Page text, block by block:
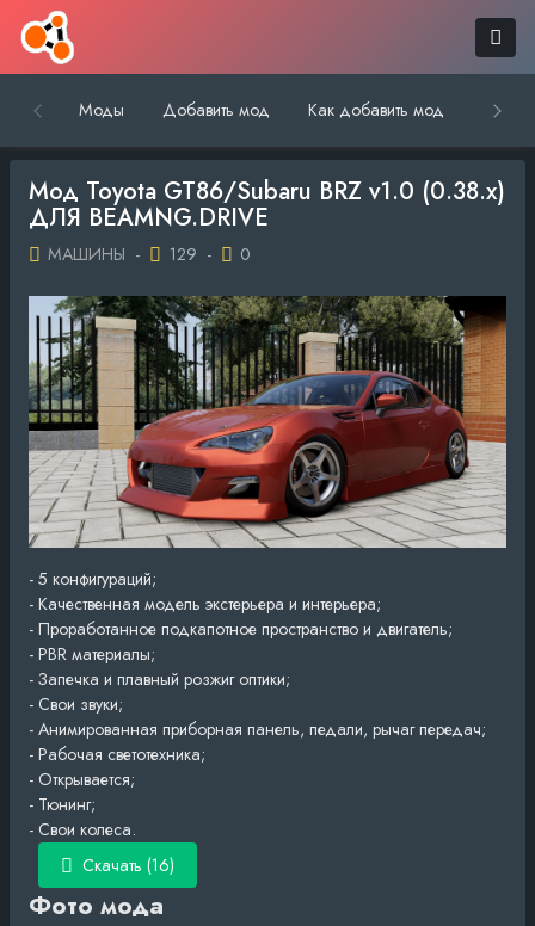
Моды Добавить мод Как добавить мод
Мод Toyota GT86/Subaru BRZ v1.0 (0.38.x)
ДЛЯ BEAMNG.DRIVE
МАШИНЫ - 129 - 0
- 5 конфигураций;
- Качественная модель экстерьера и интерьера;
- Проработанное подкапотное пространство и двигатель;
- PBR материалы;
- Запечка и плавный розжиг оптики;
- Свои звуки;
- Анимированная приборная панель, педали, рычаг передач;
- Рабочая светотехника;
- Открывается;
- Тюнинг;
- Свои колеса.
Скачать (16)
Фото мода